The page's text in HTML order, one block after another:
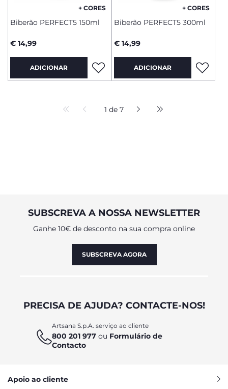
+ CORES
Biberão PERFECT5 150ml
€ 14,99
ADICIONAR
+ CORES
Biberão PERFECT5 300ml
€ 14,99
ADICIONAR
1 de 7
SUBSCREVA A NOSSA NEWSLETTER
Ganhe 10€ de desconto na sua compra online
SUBSCREVA AGORA
PRECISA DE AJUDA? CONTACTE-NOS!
Artsana S.p.A. serviço ao cliente
800 201 977 ou Formulário de
Contacto
Apoio ao cliente